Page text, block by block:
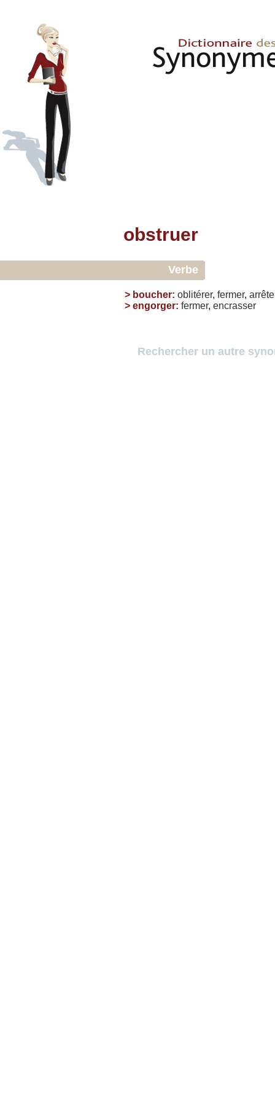
obstruer
Verbe
> boucher: oblitérer, fermer,
> engorger: fermer, encrasser
Rechercher un autre